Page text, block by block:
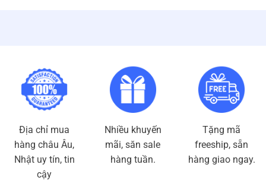
Địa chỉ mua
hàng châu Âu,
Nhật uy tín, tin
cậy
Nhiều khuyến
mãi, săn sale
hàng tuần.
Tặng mã
freeship, sẵn
hàng giao ngay.